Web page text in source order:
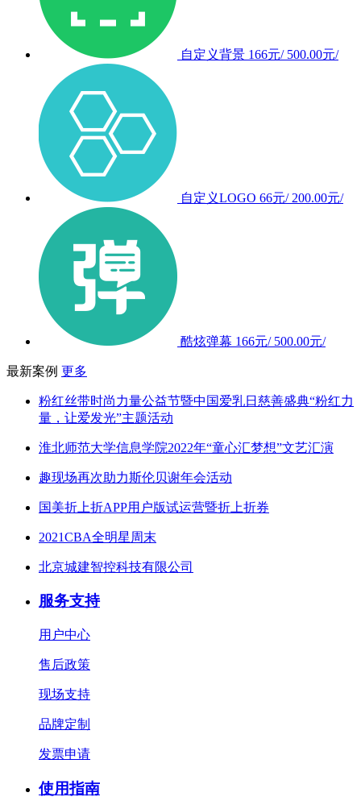
自定义背景 166元/ 500.00元/
自定义LOGO 66元/ 200.00元/
酷炫弹幕 166元/ 500.00元/
最新案例 更多
粉红丝带时尚力量公益节暨中国爱乳日慈善盛典“粉红力
量，让爱发光”主题活动
淮北师范大学信息学院2022年“童心汇梦想”文艺汇演
趣现场再次助力斯伦贝谢年会活动
国美折上折APP用户版试运营暨折上折券
2021CBA全明星周末
北京城建智控科技有限公司
服务支持
用户中心
售后政策
现场支持
品牌定制
发票申请
使用指南